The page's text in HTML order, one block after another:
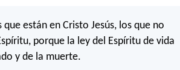
están en Cristo Jesús, los que no
porque la ley del Espíritu de vida
y de la muerte.